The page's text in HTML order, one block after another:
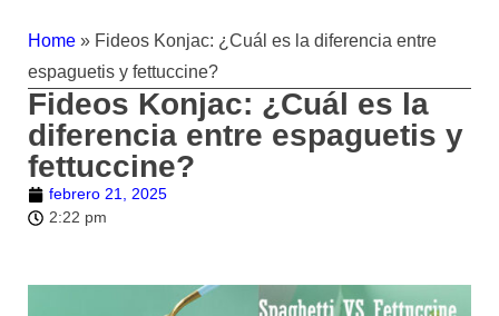
Home » Fideos Konjac: ¿Cuál es la diferencia entre
espaguetis y fettuccine?
Fideos Konjac: ¿Cuál es la
diferencia entre espaguetis y
fettuccine?
febrero 21, 2025
2:22 pm